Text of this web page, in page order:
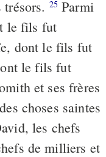
25 Parmi
le fils fut
dont le fils fut
le fils fut
et ses frères
choses saintes
les chefs
de milliers et